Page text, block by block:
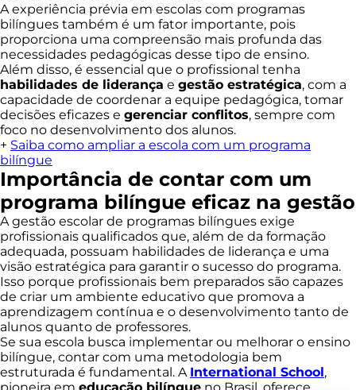
A experiência prévia em escolas com programas
bilíngues também é um fator importante, pois
proporciona uma compreensão mais profunda das
necessidades pedagógicas desse tipo de ensino.
Além disso, é essencial que o profissional tenha
habilidades de liderança e gestão estratégica, com a
capacidade de coordenar a equipe pedagógica, tomar
decisões eficazes e gerenciar conflitos, sempre com
foco no desenvolvimento dos alunos.
+ Saiba como ampliar a escola com um programa
bilíngue
Importância de contar com um
programa bilíngue eficaz na gestão
A gestão escolar de programas bilíngues exige
profissionais qualificados que, além de da formação
adequada, possuam habilidades de liderança e uma
visão estratégica para garantir o sucesso do programa.
Isso porque profissionais bem preparados são capazes
de criar um ambiente educativo que promova a
aprendizagem contínua e o desenvolvimento tanto de
alunos quanto de professores.
Se sua escola busca implementar ou melhorar o ensino
bilíngue, contar com uma metodologia bem
estruturada é fundamental. A International School,